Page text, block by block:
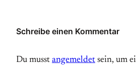
Schreibe einen Kommentar
Du musst angemeldet sein, um